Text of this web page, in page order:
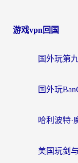
游戏vpn回国